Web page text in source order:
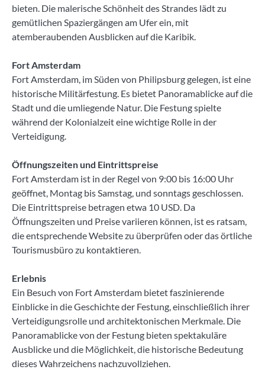
bieten. Die malerische Schönheit des Strandes lädt zu
gemütlichen Spaziergängen am Ufer ein, mit
atemberaubenden Ausblicken auf die Karibik.
Fort Amsterdam
Fort Amsterdam, im Süden von Philipsburg gelegen, ist eine
historische Militärfestung. Es bietet Panoramablicke auf die
Stadt und die umliegende Natur. Die Festung spielte
während der Kolonialzeit eine wichtige Rolle in der
Verteidigung.
Öffnungszeiten und Eintrittspreise
Fort Amsterdam ist in der Regel von 9:00 bis 16:00 Uhr
geöffnet, Montag bis Samstag, und sonntags geschlossen.
Die Eintrittspreise betragen etwa 10 USD. Da
Öffnungszeiten und Preise variieren können, ist es ratsam,
die entsprechende Website zu überprüfen oder das örtliche
Tourismusbüro zu kontaktieren.
Erlebnis
Ein Besuch von Fort Amsterdam bietet faszinierende
Einblicke in die Geschichte der Festung, einschließlich ihrer
Verteidigungsrolle und architektonischen Merkmale. Die
Panoramablicke von der Festung bieten spektakuläre
Ausblicke und die Möglichkeit, die historische Bedeutung
dieses Wahrzeichens nachzuvollziehen.